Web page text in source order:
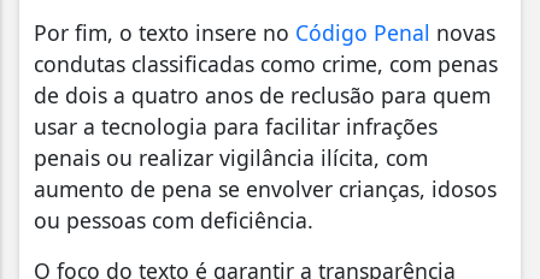
Por fim, o texto insere no Código Penal novas
condutas classificadas como crime, com penas
de dois a quatro anos de reclusão para quem
usar a tecnologia para facilitar infrações
penais ou realizar vigilância ilícita, com
aumento de pena se envolver crianças, idosos
ou pessoas com deficiência.
O foco do texto é garantir a transparência